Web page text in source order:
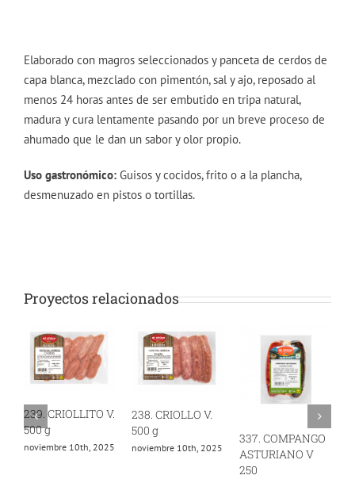
Elaborado con magros seleccionados y panceta de cerdos de
capa blanca, mezclado con pimentón, sal y ajo, reposado al
menos 24 horas antes de ser embutido en tripa natural,
madura y cura lentamente pasando por un breve proceso de
ahumado que le dan un sabor y olor propio.
Uso gastronómico: Guisos y cocidos, frito o a la plancha,
desmenuzado en pistos o tortillas.
Proyectos relacionados
239. CRIOLLITO V.
500 g
noviembre 10th, 2025
238. CRIOLLO V.
500 g
noviembre 10th, 2025
337. COMPANGO
ASTURIANO V
250